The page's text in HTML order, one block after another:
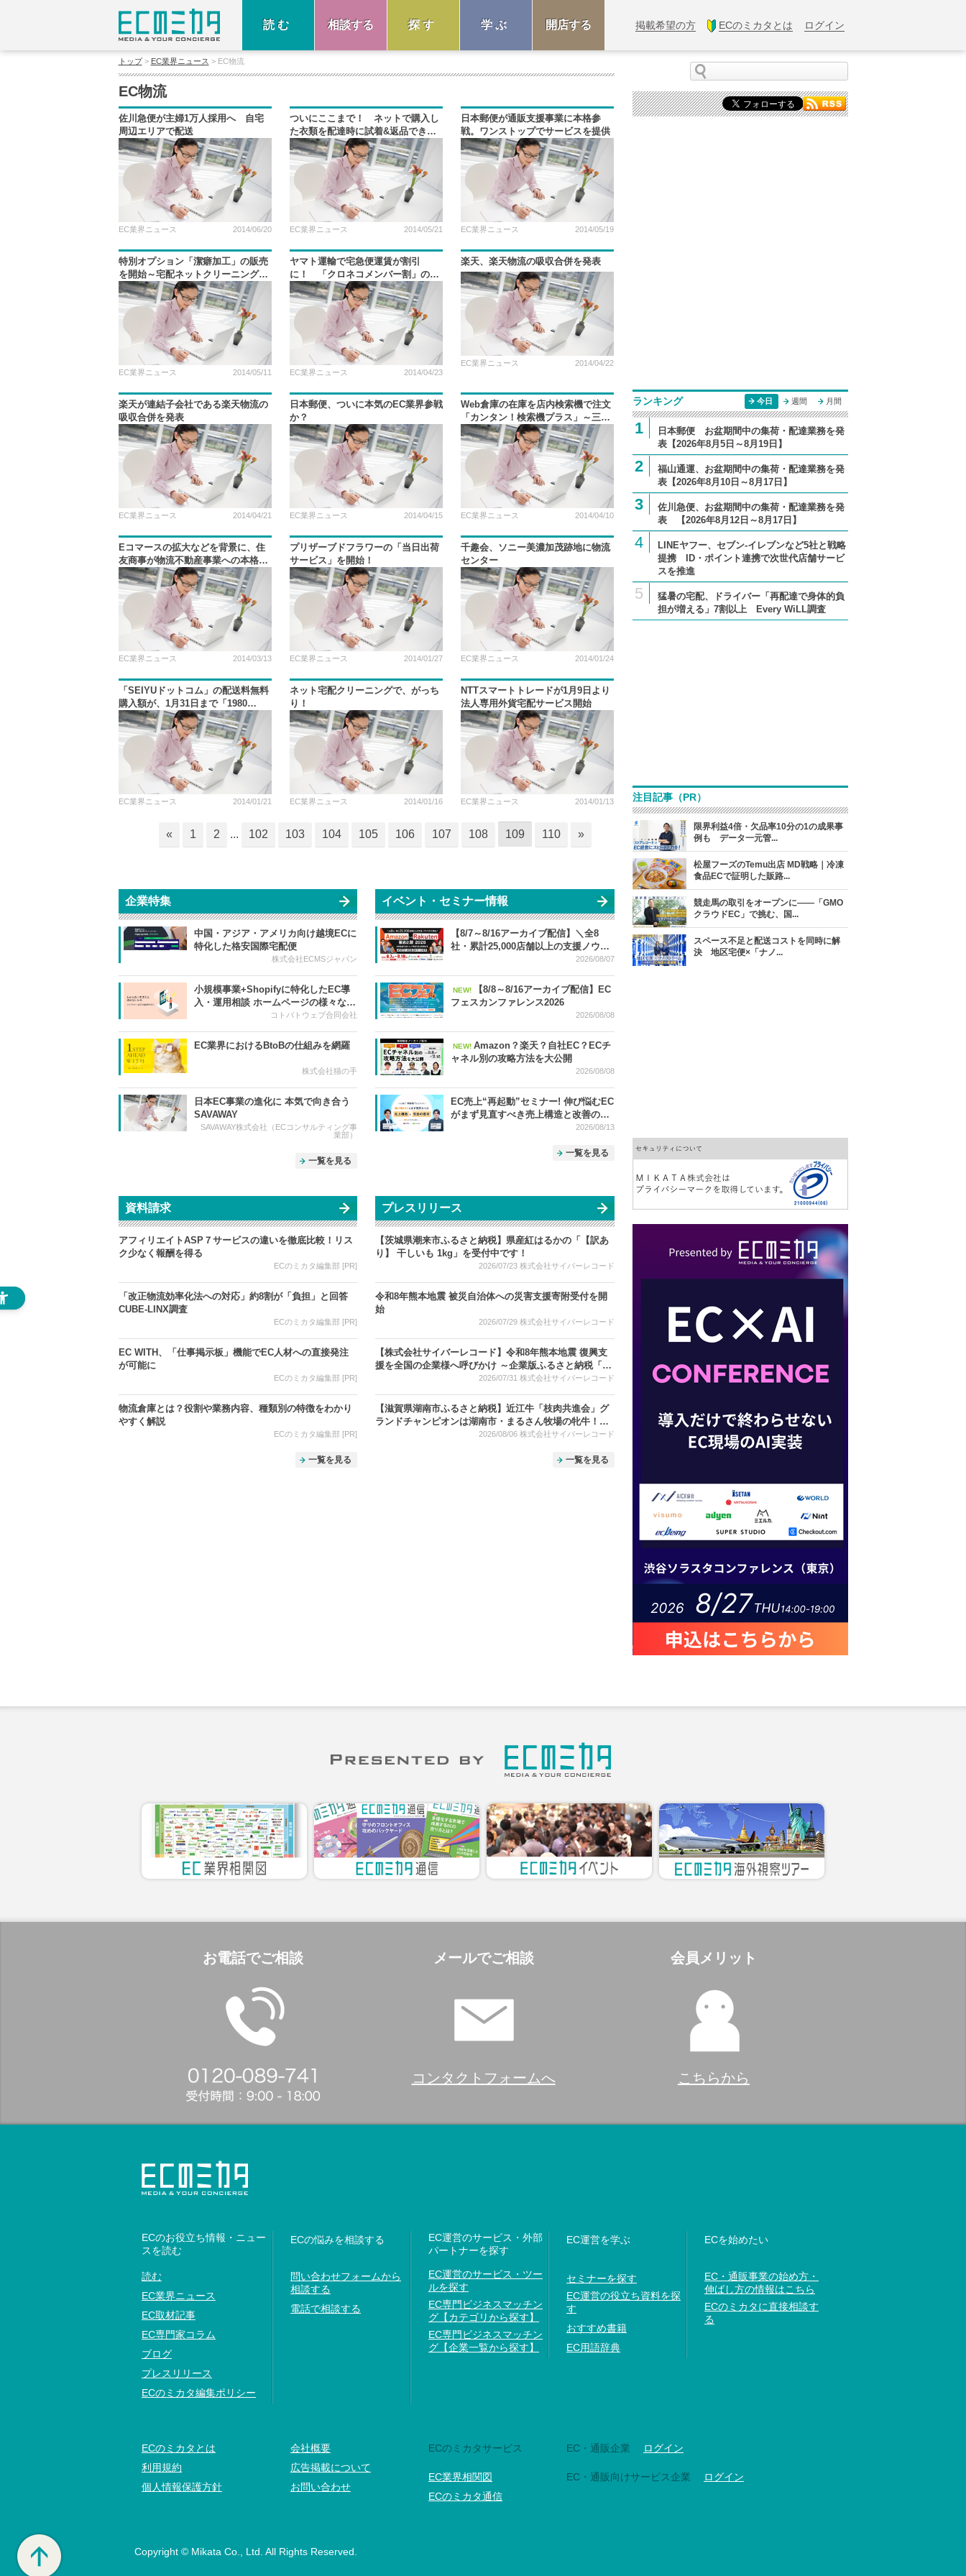
読む 相談する 探す 学ぶ 開店する 掲載希望の方 ECのミカタとは ログイン
トップ EC業界ニュース EC物流
EC物流
佐川急便が主婦1万人採用へ 自宅
周辺エリアで配送
EC業界ニュース 2014/06/20
ついにここまで！ ネットで購入し
た衣類を配達時に試着&返品できる
サービスが登場
EC業界ニュース 2014/05/21
日本郵便が通販支援事業に本格参
戦。ワンストップでサービスを提供
EC業界ニュース 2014/05/19
特別オプション「潔癖加工」の販売
を開始～宅配ネットクリーニングの
「リネット」
EC業界ニュース 2014/05/11
ヤマト運輸で宅急便運賃が割引
に！ 「クロネコメンバー割」の開
始を発表
EC業界ニュース 2014/04/23
楽天、楽天物流の吸収合併を発表
EC業界ニュース 2014/04/22
楽天が連結子会社である楽天物流の
吸収合併を発表
EC業界ニュース 2014/04/21
日本郵便、ついに本気のEC業界参戦
か？
EC業界ニュース 2014/04/15
Web倉庫の在庫を店内検索機で注文
「カンタン！検索機プラス」～三省
堂書店
EC業界ニュース 2014/04/10
Eコマースの拡大などを背景に、住
友商事が物流不動産事業への本格進
出を発表
EC業界ニュース 2014/03/13
プリザーブドフラワーの「当日出荷
サービス」を開始！
EC業界ニュース 2014/01/27
千趣会、ソニー美濃加茂跡地に物流
センター
EC業界ニュース 2014/01/24
「SEIYUドットコム」の配送料無料
購入額が、1月31日まで「1980
円」！
EC業界ニュース 2014/01/21
ネット宅配クリーニングで、がっち
り！
EC業界ニュース 2014/01/16
NTTスマートトレードが1月9日より
法人専用外貨宅配サービス開始
EC業界ニュース 2014/01/13
« 1 2 ... 102 103 104 105 106 107 108 109 110 »
企業特集
中国・アジア・アメリカ向け越境ECに
特化した格安国際宅配便
株式会社ECMSジャパン
小規模事業+Shopifyに特化したEC導
入・運用相談 ホームページの様々な疑
問やお悩みよろず相談 補助金・専門家
コトバトウェブ合同会社
EC業界におけるBtoBの仕組みを網羅
株式会社猫の手
日本EC事業の進化に 本気で向き合う
SAVAWAY
SAVAWAY株式会社（ECコンサルティング事
業部）
一覧を見る
イベント・セミナー情報
【8/7～8/16アーカイブ配信】＼全8
社・累計25,000店舗以上の支援ノウハ
ウが大集結／ Amazon vs Rakuten 徹
期で売上を伸ばす SEO・広告・セール
対策 ー
2026/08/07
NEW!
【8/8～8/16アーカイブ配信】EC
フェスカンファレンス2026
2026/08/08
NEW! Amazon？楽天？自社EC？ECチ
ャネル別の攻略方法を大公開
2026/08/08
EC売上“再起動”セミナー! 伸び悩むEC
がまず見直すべき売上構造と改善の基
2026/08/13
一覧を見る
資料請求
アフィリエイトASP７サービスの違いを徹底比較！リス
ク少なく報酬を得る
ECのミカタ編集部 [PR]
「改正物流効率化法への対応」約8割が「負担」と回答
CUBE-LINX調査
ECのミカタ編集部 [PR]
EC WITH、「仕事掲示板」機能でEC人材への直接発注
が可能に
ECのミカタ編集部 [PR]
物流倉庫とは？役割や業務内容、種類別の特徴をわかり
やすく解説
ECのミカタ編集部 [PR]
一覧を見る
プレスリリース
【茨城県潮来市ふるさと納税】県産紅はるかの「【訳あ
り】 干しいも 1kg」を受付中です！
2026/07/23 株式会社サイバーレコード
令和8年熊本地震 被災自治体への災害支援寄附受付を開
始
2026/07/29 株式会社サイバーレコード
【株式会社サイバーレコード】令和8年熊本地震 復興支
援を全国の企業様へ呼びかけ ～企業版ふるさと納税「企
ふるオンライン」で寄附受付中～
2026/07/31 株式会社サイバーレコード
【滋賀県湖南市ふるさと納税】近江牛「枝肉共進会」グ
ランドチャンピオンは湖南市・まるさん牧場の牝牛！受
賞を記念して、湖南市の近江牛返礼品をご紹介
2026/08/06 株式会社サイバーレコード
一覧を見る
ランキング 今日 週間 月間
1
日本郵便 お盆期間中の集荷・配達業務を発
表【2026年8月5日～8月19日】
2
福山通運、お盆期間中の集荷・配達業務を発
表【2026年8月10日～8月17日】
3
佐川急便、お盆期間中の集荷・配達業務を発
表 【2026年8月12日～8月17日】
4
LINEヤフー、セブン-イレブンなど5社と戦略
提携 ID・ポイント連携で次世代店舗サービ
スを推進
5
猛暑の宅配、ドライバー「再配達で身体的負
担が増える」7割以上 Every WiLL調査
注目記事（PR）
限界利益4倍・欠品率10分の1の成果事
例も データ一元管...
松屋フーズのTemu出店 MD戦略｜冷凍
食品ECで証明した販路...
競走馬の取引をオープンに――「GMO
クラウドEC」で挑む、国...
スペース不足と配送コストを同時に解
決 地区宅便×「ナノ...
お電話でご相談 メールでご相談
コンタクトフォームへ
会員メリット
こちらから
ECのお役立ち情報・ニュー
スを読む
読む
EC業界ニュース
EC取材記事
EC専門家コラム
ブログ
プレスリリース
ECのミカタ編集ポリシー
ECの悩みを相談する
問い合わせフォームから
相談する
電話で相談する
EC運営のサービス・外部
パートナーを探す
EC運営のサービス・ツー
ルを探す
EC専門ビジネスマッチン
グ【カテゴリから探す】
EC専門ビジネスマッチン
グ【企業一覧から探す】
EC運営を学ぶ
セミナーを探す
EC運営の役立ち資料を探
す
おすすめ書籍
EC用語辞典
ECを始めたい
EC・通販事業の始め方・
伸ばし方の情報はこちら
ECのミカタに直接相談す
る
ECのミカタとは
利用規約
個人情報保護方針
会社概要
広告掲載について
お問い合わせ
ECのミカタサービス
EC業界相関図
ECのミカタ通信
EC・通販企業 ログイン
EC・通販向けサービス企業 ログイン
Copyright © Mikata Co., Ltd. All Rights Reserved.